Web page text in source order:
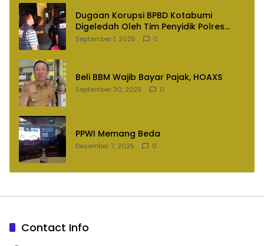
Dugaan Korupsi BPBD Kotabumi
Digeledah Oleh Tim Penyidik Polres
Lampung Utara
September 1, 2025 0
Beli BBM Wajib Bayar Pajak, HOAXS
September 30, 2025 0
PPWI Memang Beda
Desember 7, 2025 0
Contact Info